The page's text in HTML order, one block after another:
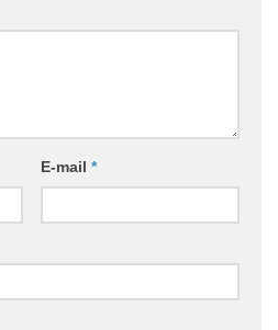
E-mail *